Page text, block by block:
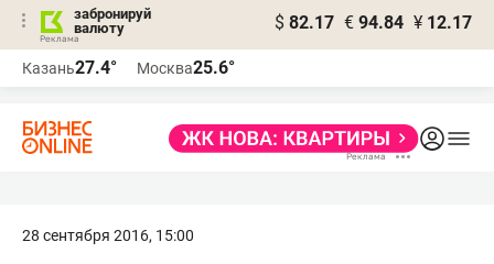
забронируй
валюту
$ 82.17 € 94.84 ¥ 12.17
Казань27.4° Москва25.6°
28 сентября 2016, 15:00